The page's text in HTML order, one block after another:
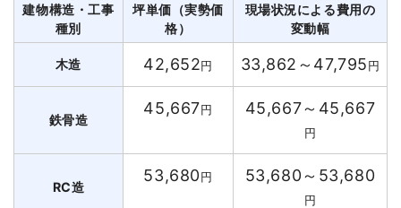
建物構造・工事
種別
坪単価（実勢価
格）
現場状況による費用の
変動幅
木造 42,652円 33,862～47,795円
鉄骨造
45,667円 45,667～45,667
円
RC造
53,680円 53,680～53,680
円